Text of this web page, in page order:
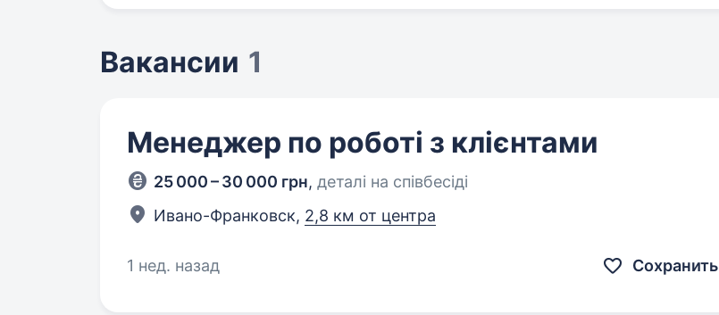
Вакансии 1
Менеджер по роботі з клієнтами
25 000 – 30 000 грн, деталі на співбесіді
Ивано-Франковск, 2,8 км от центра
1 нед. назад Сохранить